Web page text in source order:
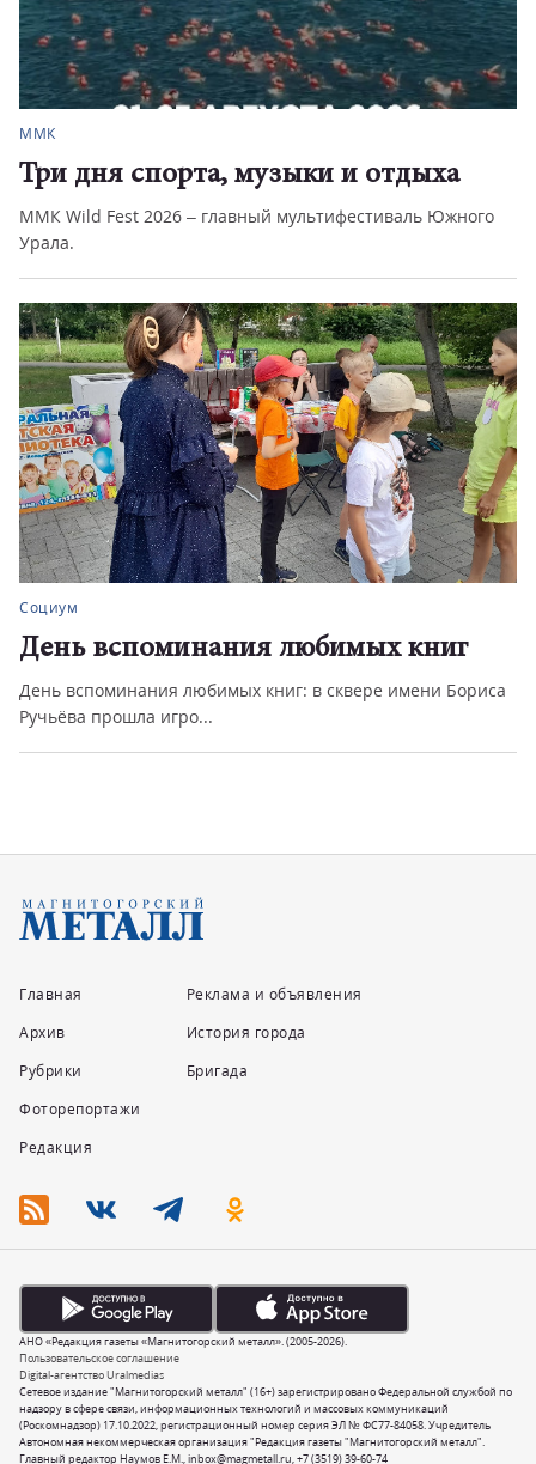
ММК
Три дня спорта, музыки и отдыха
ММК Wild Fest 2026 – главный мультифестиваль Южного
Урала.
Социум
День вспоминания любимых книг
День вспоминания любимых книг: в сквере имени Бориса
Ручьёва прошла игро...
Главная
Архив
Рубрики
Фоторепортажи
Редакция
Реклама и объявления
История города
Бригада
Сетевое издание "Магнитогорский металл" (16+) зарегистрировано Федеральной службой по
надзору в сфере связи, информационных технологий и массовых коммуникаций
(Роскомнадзор) 17.10.2022, регистрационный номер серия ЭЛ № ФС77-84058. Учредитель
Автономная некоммерческая организация "Редакция газеты "Магнитогорский металл".
Главный редактор Наумов Е.М.,inbox@magmetall.ru,+7 (3519) 39-60-74
Пользовательское соглашение
Digital-агентство Uralmedias
АНО «Редакция газеты «Магнитогорский металл». (2005-2026).